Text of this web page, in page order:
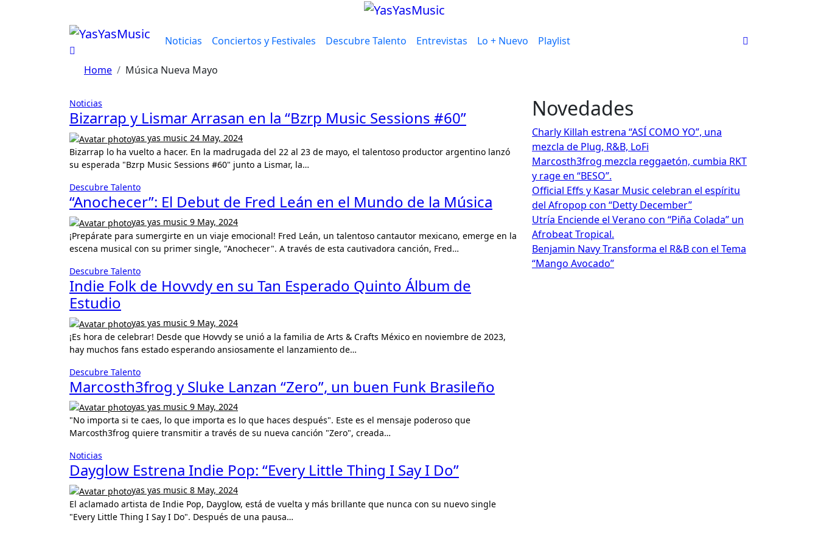
Noticias Conciertos y Festivales Descubre Talento Entrevistas Lo + Nuevo Playlist
Home Música Nueva Mayo
Noticias
Bizarrap y Lismar Arrasan en la “Bzrp Music Sessions #60”
yas yas music 24 May, 2024
Bizarrap lo ha vuelto a hacer. En la madrugada del 22 al 23 de mayo, el talentoso productor argentino lanzó
su esperada "Bzrp Music Sessions #60" junto a Lismar, la…
Descubre Talento
“Anochecer”: El Debut de Fred Leán en el Mundo de la Música
yas yas music 9 May, 2024
¡Prepárate para sumergirte en un viaje emocional! Fred Leán, un talentoso cantautor mexicano, emerge en la
escena musical con su primer single, "Anochecer". A través de esta cautivadora canción, Fred…
Descubre Talento
Indie Folk de Hovvdy en su Tan Esperado Quinto Álbum de
Estudio
yas yas music 9 May, 2024
¡Es hora de celebrar! Desde que Hovvdy se unió a la familia de Arts & Crafts México en noviembre de 2023,
hay muchos fans estado esperando ansiosamente el lanzamiento de…
Descubre Talento
Marcosth3frog y Sluke Lanzan “Zero”, un buen Funk Brasileño
yas yas music 9 May, 2024
"No importa si te caes, lo que importa es lo que haces después". Este es el mensaje poderoso que
Marcosth3frog quiere transmitir a través de su nueva canción "Zero", creada…
Noticias
Dayglow Estrena Indie Pop: “Every Little Thing I Say I Do”
yas yas music 8 May, 2024
El aclamado artista de Indie Pop, Dayglow, está de vuelta y más brillante que nunca con su nuevo single
"Every Little Thing I Say I Do". Después de una pausa…
Novedades
Charly Killah estrena “ASÍ COMO YO”, una
mezcla de Plug, R&B, LoFi
Marcosth3frog mezcla reggaetón, cumbia RKT
y rage en “BESO”.
Official Effs y Kasar Music celebran el espíritu
del Afropop con “Detty December”
Utría Enciende el Verano con “Piña Colada” un
Afrobeat Tropical.
Benjamin Navy Transforma el R&B con el Tema
“Mango Avocado”